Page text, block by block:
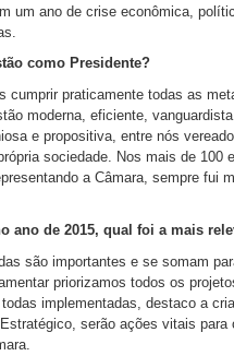
um ano de crise econômica,
como Presidente?
cumprir praticamente todas as
moderna, eficiente,
e propositiva, entre nós
sociedade. Nos mais de 100
a Câmara, sempre fui
ano de 2015, qual foi a mais
são importantes e se somam
priorizamos todos os
implementadas, destaco a
serão ações vitais para